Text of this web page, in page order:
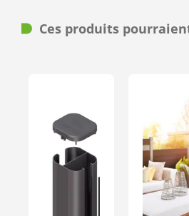
Ces produits